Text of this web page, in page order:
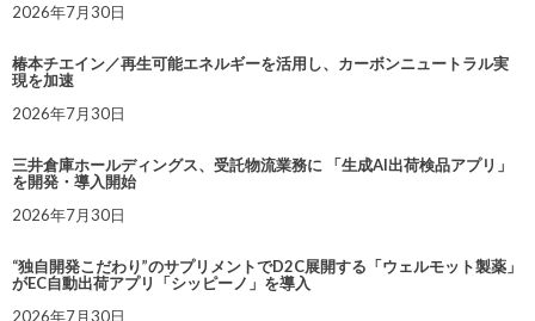
2026年7月30日
椿本チエイン／再生可能エネルギーを活用し、カーボンニュートラル実
現を加速
2026年7月30日
三井倉庫ホールディングス、受託物流業務に 「生成AI出荷検品アプリ」
を開発・導入開始
2026年7月30日
“独自開発こだわり”のサプリメントでD2C展開する「ウェルモット製薬」
がEC自動出荷アプリ「シッピーノ」を導入
2026年7月30日